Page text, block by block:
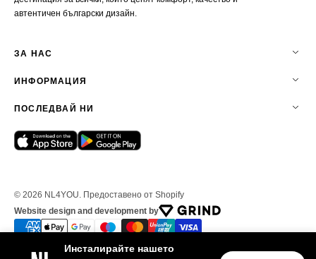
автентичен български дизайн.
ЗА НАС
ИНФОРМАЦИЯ
ПОСЛЕДВАЙ НИ
© 2026 NL4YOU. Предоставено от Shopify
Website design and development by
Инсталирайте нашето